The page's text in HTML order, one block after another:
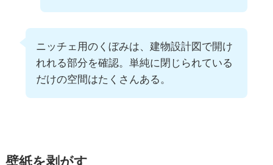
ニッチェ用のくぼみは、建物設計図で開け
れれる部分を確認。単純に閉じられている
だけの空間はたくさんある。
壁紙を剥がす